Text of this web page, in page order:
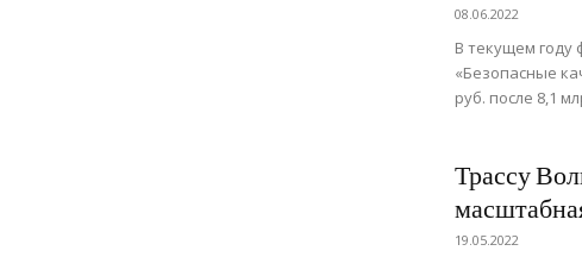
08.06.2022
В текущем году
«Безопасные
руб. после 8,1
Трассу
19.05.2022